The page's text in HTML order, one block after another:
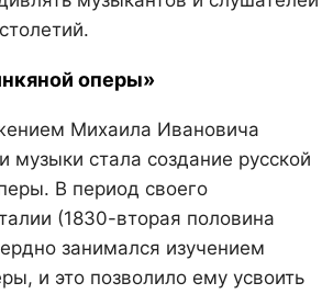
оперы»
Михаила Ивановича
музыки стала создание русской
В период своего
(1830-вторая половина
занимался изучением
и это позволило ему усвоить